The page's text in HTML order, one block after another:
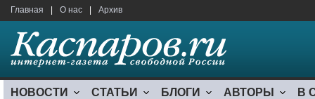
Главная О нас Архив
НОВОСТИ СТАТЬИ БЛОГИ АВТОРЫ В